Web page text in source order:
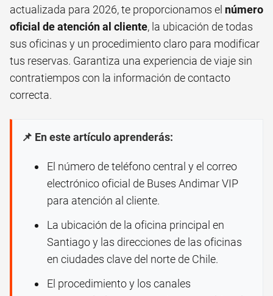
actualizada para 2026, te proporcionamos el número
oficial de atención al cliente, la ubicación de todas
sus oficinas y un procedimiento claro para modificar
tus reservas. Garantiza una experiencia de viaje sin
contratiempos con la información de contacto
correcta.
📌 En este artículo aprenderás:
El número de teléfono central y el correo
electrónico oficial de Buses Andimar VIP
para atención al cliente.
La ubicación de la oficina principal en
Santiago y las direcciones de las oficinas
en ciudades clave del norte de Chile.
El procedimiento y los canales